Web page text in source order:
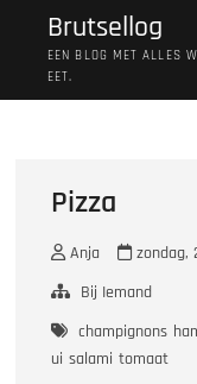
Brutsellog
EEN BLOG MET ALLES
EET.
Pizza
Anja zondag,
Bij Iemand
champignons
ui salami tomaat